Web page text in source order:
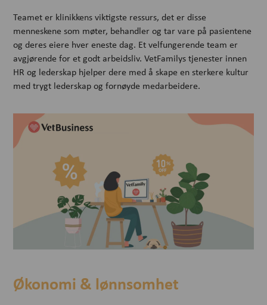
Teamet er klinikkens viktigste ressurs, det er disse
menneskene som møter, behandler og tar vare på pasientene
og deres eiere hver eneste dag. Et velfungerende team er
avgjørende for et godt arbeidsliv. VetFamilys tjenester innen
HR og lederskap hjelper dere med å skape en sterkere kultur
med trygt lederskap og fornøyde medarbeidere.
Økonomi & lønnsomhet